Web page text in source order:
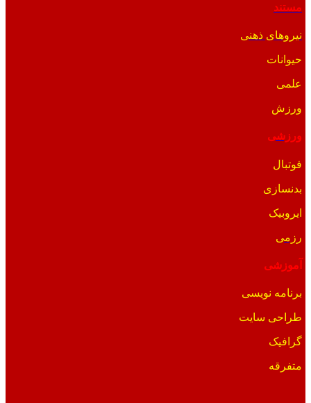
مستند
نیروهای ذهنی
حیوانات
علمی
ورزش
ورزشی
فوتبال
بدنسازی
ایروبیک
رزمی
آموزشی
برنامه نویسی
طراحی سایت
گرافیک
متفرقه